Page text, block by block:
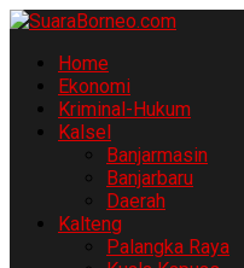
Home
Ekonomi
Kriminal-Hukum
Kalsel
Banjarmasin
Banjarbaru
Daerah
Kalteng
Palangka Raya